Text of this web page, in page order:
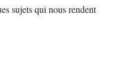
sujets qui nous rendent